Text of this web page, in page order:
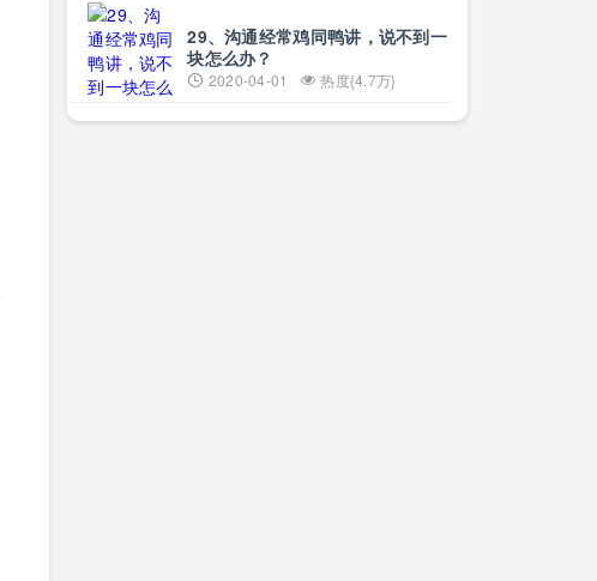
29、沟通经常鸡同鸭讲，说不到一
块怎么办？
2020-04-01 热度{4.7万}